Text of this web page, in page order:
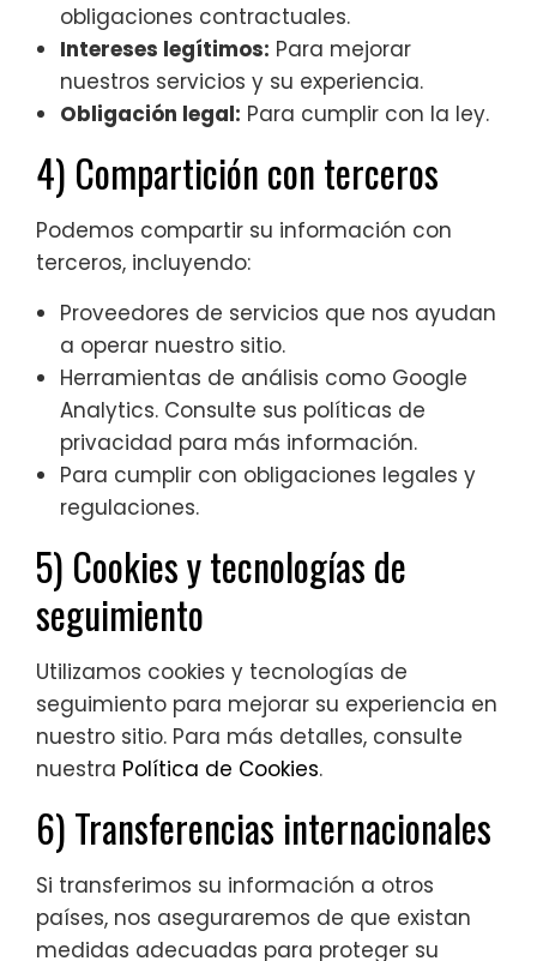
obligaciones contractuales.
Intereses legítimos: Para mejorar
nuestros servicios y su experiencia.
Obligación legal: Para cumplir con la ley.
4) Compartición con terceros
Podemos compartir su información con
terceros, incluyendo:
Proveedores de servicios que nos ayudan
a operar nuestro sitio.
Herramientas de análisis como Google
Analytics. Consulte sus políticas de
privacidad para más información.
Para cumplir con obligaciones legales y
regulaciones.
5) Cookies y tecnologías de
seguimiento
Utilizamos cookies y tecnologías de
seguimiento para mejorar su experiencia en
nuestro sitio. Para más detalles, consulte
nuestra Política de Cookies.
6) Transferencias internacionales
Si transferimos su información a otros
países, nos aseguraremos de que existan
medidas adecuadas para proteger su